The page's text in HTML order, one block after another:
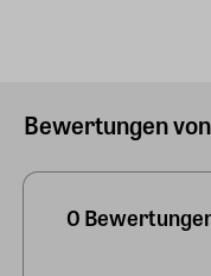
Bewertungen
0